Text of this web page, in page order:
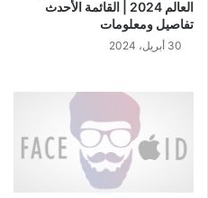
العالم 2024 | القائمة الأحدث
تفاصيل ومعلومات
30 أبريل، 2024